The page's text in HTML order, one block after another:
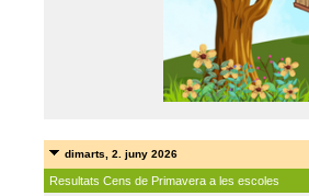
dimarts, 2. juny 2026
Resultats Cens de Primavera a les escoles